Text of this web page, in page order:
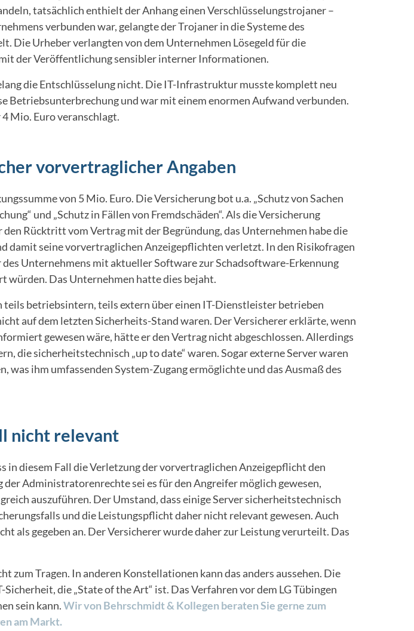
tatsächlich enthielt der Anhang einen Verschlüsselungstrojaner –
verbunden war, gelangte der Trojaner in die Systeme des
Die Urheber verlangten von dem Unternehmen Lösegeld für die
der Veröffentlichung sensibler interner Informationen.
die Entschlüsselung nicht. Die IT-Infrastruktur musste komplett neu
Betriebsunterbrechung und war mit einem enormen Aufwand verbunden.
Mio. Euro veranschlagt.
vorvertraglicher Angaben
von 5 Mio. Euro. Die Versicherung bot u.a. „Schutz von Sachen
und „Schutz in Fällen von Fremdschäden“. Als die Versicherung
Rücktritt vom Vertrag mit der Begründung, das Unternehmen habe die
seine vorvertraglichen Anzeigepflichten verletzt. In den Risikofragen
Unternehmens mit aktueller Software zur Schadsoftware-Erkennung
würden. Das Unternehmen hatte dies bejaht.
betriebsintern, teils extern über einen IT-Dienstleister betrieben
auf dem letzten Sicherheits-Stand waren. Der Versicherer erklärte, wenn
gewesen wäre, hätte er den Vertrag nicht abgeschlossen. Allerdings
die sicherheitstechnisch „up to date“ waren. Sogar externe Server waren
ihm umfassenden System-Zugang ermöglichte und das Ausmaß des
nicht relevant
in diesem Fall die Verletzung der vorvertraglichen Anzeigepflicht den
Administratorenrechte sei es für den Angreifer möglich gewesen,
auszuführen. Der Umstand, dass einige Server sicherheitstechnisch
und die Leistungspflicht daher nicht relevant gewesen. Auch
als gegeben an. Der Versicherer wurde daher zur Leistung verurteilt. Das
Tragen. In anderen Konstellationen kann das anders aussehen. Die
die „State of the Art“ ist. Das Verfahren vor dem LG Tübingen
sein kann.Wir von Behrschmidt & Kollegen beraten Sie gerne zum
am Markt.